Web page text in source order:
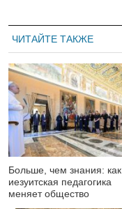
ЧИТАЙТЕ ТАКЖЕ
Больше, чем знания: как
иезуитская педагогика
меняет общество